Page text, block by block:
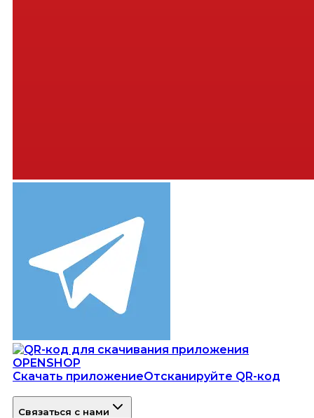
Скачать приложениеОтсканируйте QR-код
Связаться с нами